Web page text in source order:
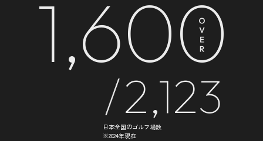
1,600
2,123
日本全国のゴルフ場数
※2024年現在